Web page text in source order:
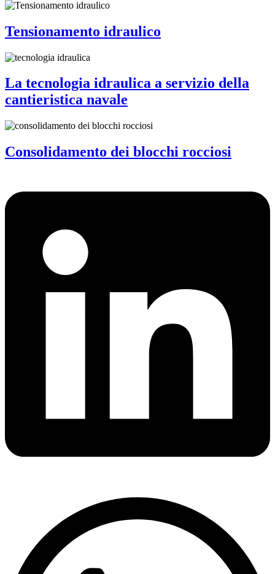
Tensionamento idraulico
La tecnologia idraulica a servizio della
cantieristica navale
Consolidamento dei blocchi rocciosi